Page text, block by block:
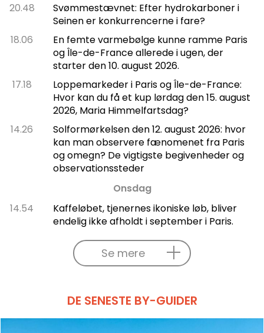
20.48
Svømmestævnet: Efter hydrokarboner i
Seinen er konkurrencerne i fare?
18.06
En femte varmebølge kunne ramme Paris
og Île-de-France allerede i ugen, der
starter den 10. august 2026.
17.18
Loppemarkeder i Paris og Île-de-France:
Hvor kan du få et kup lørdag den 15. august
2026, Maria Himmelfartsdag?
14.26
Solformørkelsen den 12. august 2026: hvor
kan man observere fænomenet fra Paris
og omegn? De vigtigste begivenheder og
observationssteder
Onsdag
14.54
Kaffeløbet, tjenernes ikoniske løb, bliver
endelig ikke afholdt i september i Paris.
Se mere
DE SENESTE BY-GUIDER